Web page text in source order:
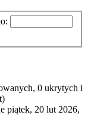
0 ukrytych i
piątek, 20 lut 2026,